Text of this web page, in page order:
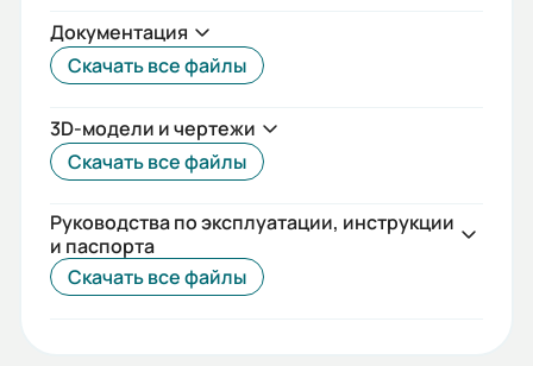
L
Скольжение, ном. (%):
Момент инерции (кгс*м2 ):
10,51
Наличие вентилятора охлаждения:
Да
Документация
Скачать все файлы
3D-модели и чертежи
Скачать все файлы
Руководства по эксплуатации, инструкции
и паспорта
Скачать все файлы